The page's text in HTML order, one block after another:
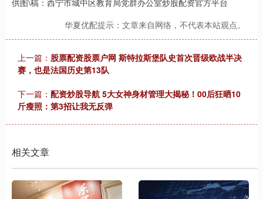
供图\稿：西宁市城中区教育局党群办公室炒股配资官方平台
华夏优配提示：文章来自网络，不代表本站观点。
上一篇： 股票配资股票户网 斯特拉斯堡队史首次晋级欧战半决
赛，也是法国历史第13队
下一篇： 配资炒股导航 5大女神身材管理大揭秘！00后狂晒10
斤瘦照：第3招让我无反弹
相关文章